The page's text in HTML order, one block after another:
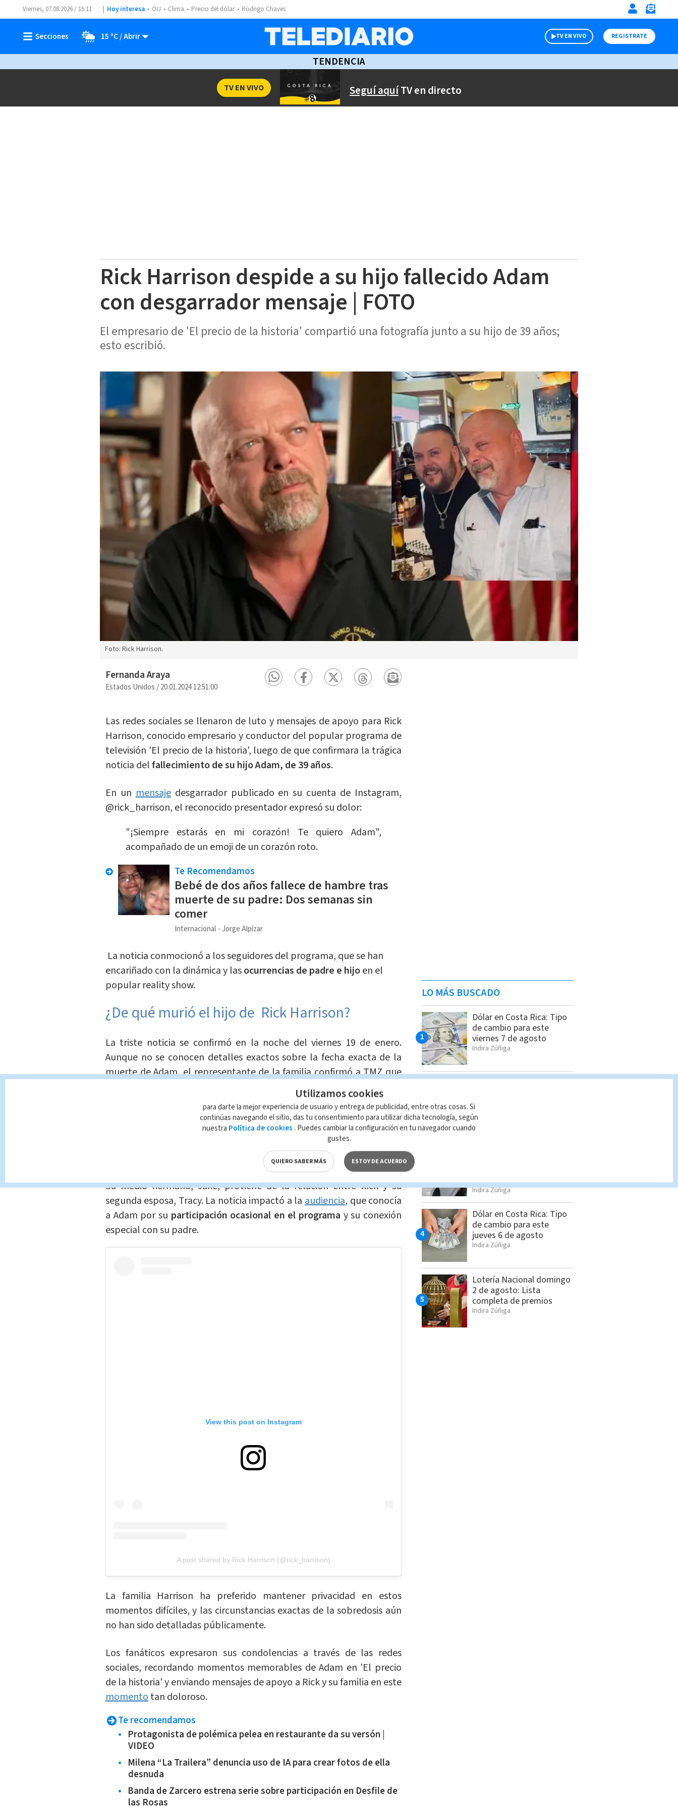
Viernes, 07.08.2026 / 15:11 Hoy interesa OIJ Clima Precio del dólar Rodrigo Chaves
15 ºC TV EN VIVO REGISTRATE
TENDENCIA
Seguí aquíTV en directo
TV EN VIVO
Rick Harrison despide a su hijo fallecido Adam
con desgarrador mensaje | FOTO
El empresario de 'El precio de la historia' compartió una fotografía junto a su hijo de 39 años;
esto escribió.
Foto: Rick Harrison.
Fernanda Araya
Estados Unidos/20.01.2024 12:51:00
Las redes sociales se llenaron de luto y mensajes de apoyo para Rick
Harrison, conocido empresario y conductor del popular programa de
televisión 'El precio de la historia', luego de que confirmara la trágica
noticia delfallecimiento de su hijo Adam, de 39 años.
En unmensajedesgarrador publicado en su cuenta de Instagram,
@rick_harrison, el reconocido presentador expresó su dolor:
"¡Siempre estarás en mi corazón! Te quiero Adam",
acompañado de un emoji de un corazón roto.
Te Recomendamos
Bebé de dos años fallece de hambre tras
muerte de su padre: Dos semanas sin
comer
Internacional Jorge Alpízar
La noticia conmocionó a los seguidores del programa, que se han
encariñado con la dinámicay lasocurrencias de padre e hijoen el
popular reality show.
¿De qué murió el hijo de Rick Harrison?
La triste noticia se confirmó en la noche del viernes 19 de enero.
Aunque no se conocen detalles exactos sobre la fecha exacta de la
muerte de Adam, el representante de la familia confirmó a TMZ que
"sobredosis fatal"
. Las autoridades
de Las Vegas ya están llevando a cabo unainvestigaciónpara
fruto del matrimonio
, Kim, al igual que su hermano Corey.
Su medio hermano, Jake, proviene de la relación entre Rick y su
segunda esposa, Tracy. La noticia impactó a la audiencia, que conocía
a Adam por su participación ocasional en el programa y su conexión
especial con su padre.
View this post on Instagram
A post shared by Rick Harrison (@rick_harrison)
La familia Harrison ha preferido mantener privacidad en estos
momentos difíciles, y las circunstancias exactas de la sobredosis aún
no han sido detalladas públicamente.
Los fanáticos expresaron sus condolencias a través de las redes
sociales, recordando momentos memorables de Adam en 'El precio
de la historia' y enviando mensajes de apoyo a Rick y su familia en este
momentotan doloroso.
Te recomendamos
Protagonista de polémica pelea en restaurante da su versón |
VIDEO
Milena “La Trailera” denuncia uso de IA para crear fotos de ella
desnuda
Banda de Zarcero estrena serie sobre participación en Desfile de
las Rosas
LO MÁS BUSCADO
Dólar en Costa Rica: Tipo
de cambio para este
viernes 7 de agosto
Indira Zúñiga
Pronóstico del tiempo
el clima HOY 7 de agosto
Indira Zúñiga
jueves 6 de agosto
Indira Zúñiga
Dólar en Costa Rica: Tipo
de cambio para este
jueves 6 de agosto
Indira Zúñiga
Lotería Nacional domingo
2 de agosto: Lista
completa de premios
Indira Zúñiga
Utilizamos cookies
para darte la mejor experiencia de usuario y entrega de publicidad, entre otras cosas. Si
continúas navegando el sitio, das tu consentimiento para utilizar dicha tecnología, según
nuestra Política de cookies . Puedes cambiar la configuración en tu navegador cuando
gustes.
QUIERO SABER MÁS ESTOY DE ACUERDO